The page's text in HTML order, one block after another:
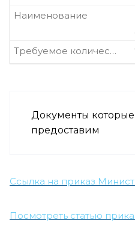
Наименование
Требуемое количество, шт
Документы
предоставим
Ссылка на приказ
Посмотреть статью